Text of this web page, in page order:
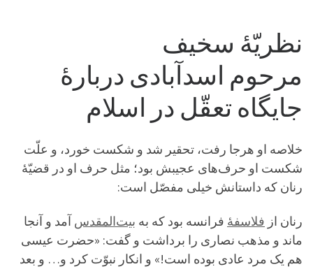
نظریّۀ سخیف
مرحوم اسدآبادی دربارۀ
جایگاه تعقّل در اسلام
خلاصه او هرجا رفت، تحقیر شد و شکست خورد، و علّت
شکست او حرف‌های عجیبش بود؛ مثل حرف او در قضیّۀ
رنان که داستانش خیلی مفصّل است:
رنان از فلاسفۀ فرانسه بود که به بیت‌المقدس آمد و آنجا
ماند و مذهب نصاری را برداشت و گفت: «حضرت عیسی
هم یک مرد عادی بوده است!» و انکار نبوّت کرد و… و بعد